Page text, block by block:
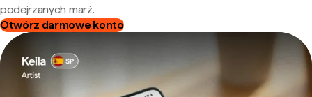
podejrzanych marż.
Otwórz darmowe konto